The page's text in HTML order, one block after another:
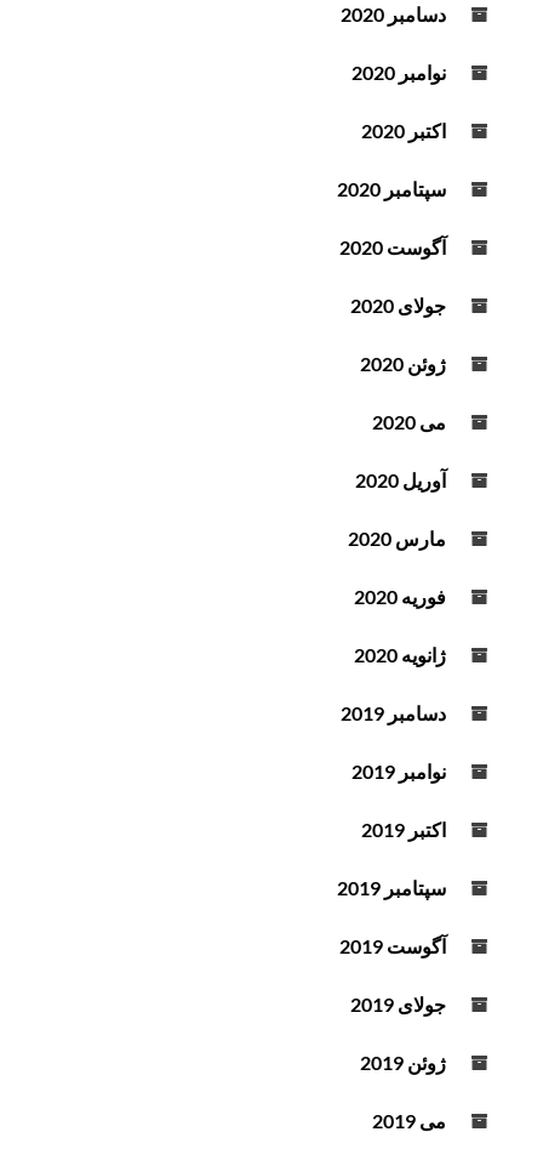
دسامبر 2020
نوامبر 2020
اکتبر 2020
سپتامبر 2020
آگوست 2020
جولای 2020
ژوئن 2020
می 2020
آوریل 2020
مارس 2020
فوریه 2020
ژانویه 2020
دسامبر 2019
نوامبر 2019
اکتبر 2019
سپتامبر 2019
آگوست 2019
جولای 2019
ژوئن 2019
می 2019